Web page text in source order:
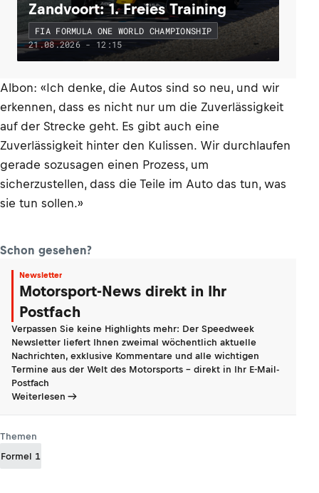
Zandvoort: 1. Freies Training
FIA FORMULA ONE WORLD CHAMPIONSHIP
21.08.2026 - 12:15
Albon: «Ich denke, die Autos sind so neu, und wir
erkennen, dass es nicht nur um die Zuverlässigkeit
auf der Strecke geht. Es gibt auch eine
Zuverlässigkeit hinter den Kulissen. Wir durchlaufen
gerade sozusagen einen Prozess, um
sicherzustellen, dass die Teile im Auto das tun, was
sie tun sollen.»
Schon gesehen?
Newsletter
Motorsport-News direkt in Ihr
Postfach
Verpassen Sie keine Highlights mehr: Der Speedweek
Newsletter liefert Ihnen zweimal wöchentlich aktuelle
Nachrichten, exklusive Kommentare und alle wichtigen
Termine aus der Welt des Motorsports - direkt in Ihr E-Mail-
Postfach
Weiterlesen
Themen
Formel 1